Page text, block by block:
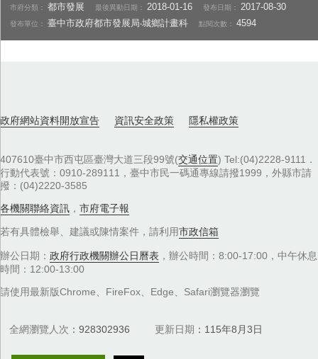
市府分類：都市發展 最後異動日期： 2018-01-16 發布日期： 2017-08-30
發布單位：臺中市政府都市發展局‧城鄉計畫科 點閱次數：4594
政府網站資料開放宣告 資訊安全政策 隱私權政策
407610臺中市西屯區臺灣大道三段99號(交通位置) Tel:(04)2228-9111．
行動代表號：0910-289111，臺中市民一碼通專線請撥1999，外縣市請
撥：(04)2220-3585
各機關聯絡資訊 ， 市府電子報
若有具體檢舉、建議或陳情案件，請利用市政信箱
辦公日期： 政府行政機關辦公日曆表 ，辦公時間：8:00-17:00，中午休息
時間：12:00-13:00
請使用最新版Chrome、FireFox、Edge、Safari瀏覽器瀏覽
全網瀏覽人次 928302936 更新日期 115年8月3日